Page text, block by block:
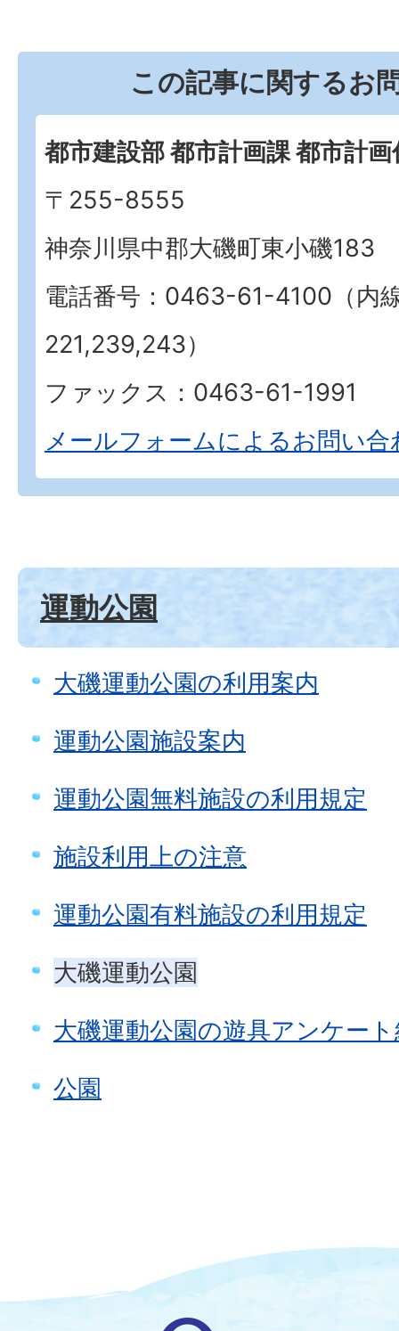
この記事に関するお
都市建設部 都市計画課 都市計画
〒255-8555
神奈川県中郡大磯町東小磯183
電話番号：0463-61-4100（内
221,239,243）
ファックス：0463-61-1991
メールフォームによるお問い合
運動公園
大磯運動公園の利用案内
運動公園施設案内
運動公園無料施設の利用規定
施設利用上の注意
運動公園有料施設の利用規定
大磯運動公園
大磯運動公園の遊具アンケー
公園